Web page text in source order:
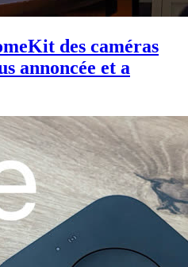
des caméras
annoncée et a